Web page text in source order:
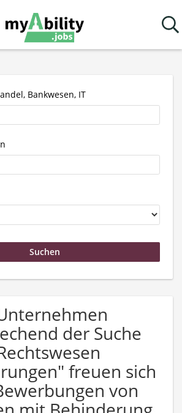
Bankwesen, IT
der Suche
freuen sich
von